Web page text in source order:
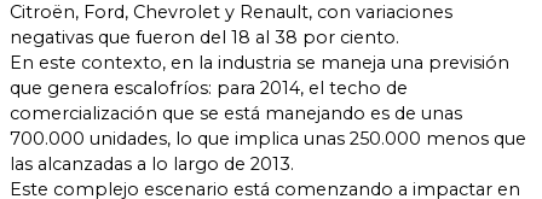
Citroën, Ford, Chevrolet y Renault, con variaciones
negativas que fueron del 18 al 38 por ciento.
En este contexto, en la industria se maneja una previsión
que genera escalofríos: para 2014, el techo de
comercialización que se está manejando es de unas
700.000 unidades, lo que implica unas 250.000 menos que
las alcanzadas a lo largo de 2013.
Este complejo escenario está comenzando a impactar en